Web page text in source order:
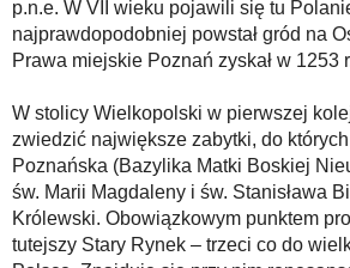
Bezpiecznie i w zgodzie z prawem
p.n.e. W VII wieku pojawili się tu
najprawdopodobniej powstał gród na
Prawa miejskie Poznań zyskał w 1253
W stolicy Wielkopolski w pierwszej
zwiedzić największe zabytki, do
Poznańska (Bazylika Matki Boskiej
św. Marii Magdaleny i św. Stanisława
Królewski. Obowiązkowym punktem
tutejszy Stary Rynek – trzeci co do